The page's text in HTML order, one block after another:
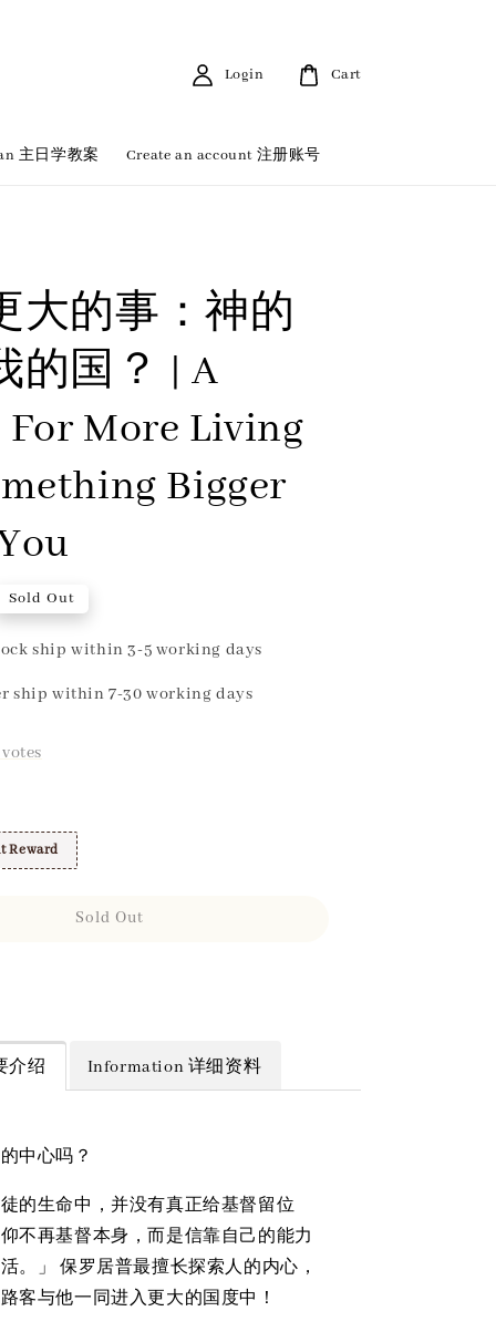
主日学教案 Create an account 注册账号
Login Cart
大的事：神的
的国？ | A
For More Living
Bigger
Sold Out
ship within 3-5 working days
ship within 7-30 working days
Reward
Sold Out
介绍 Information 详细资料
中心吗？
的生命中，并没有真正给基督留位
不再基督本身，而是信靠自己的能力
。」 保罗居普最擅长探索人的内心，
客与他一同进入更大的国度中！